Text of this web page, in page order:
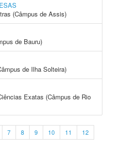
(Câmpus de Assis)
de Bauru)
de Ilha Solteira)
Exatas (Câmpus de Rio
7 8 9 10 11
12